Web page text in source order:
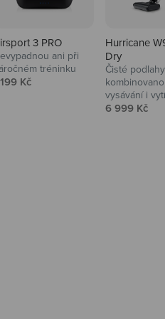
3 PRO
ani při
tréninku
cena
Kč
Hurricane
Dry
Čisté
vysávání i
Prodejní cena
6 999 Kč